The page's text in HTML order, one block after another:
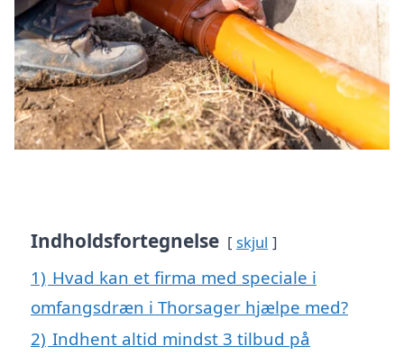
Indholdsfortegnelse skjul
1) Hvad kan et firma med speciale i
omfangsdræn i Thorsager hjælpe med?
2) Indhent altid mindst 3 tilbud på